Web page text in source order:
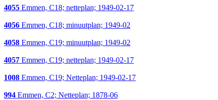
4055 Emmen, C18; netteplan; 1949-02-17
4056 Emmen, C18; minuutplan; 1949-02
4058 Emmen, C19; minuutplan; 1949-02
4057 Emmen, C19; netteplan; 1949-02-17
1008 Emmen, C19; Netteplan; 1949-02-17
994 Emmen, C2; Netteplan; 1878-06